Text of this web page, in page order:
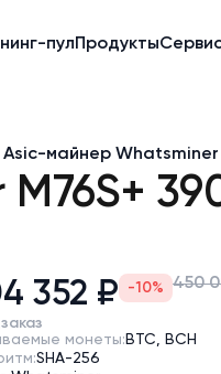
пулПродукты
Asic-майнер Whatsminer
352 ₽ -10% 450
монеты: BTC, BCH
SHA-256